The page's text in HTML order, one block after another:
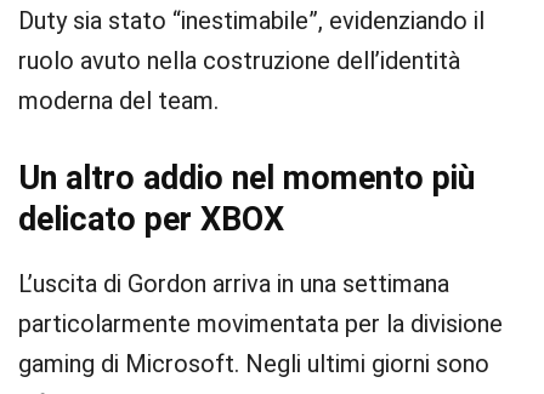
Duty sia stato “inestimabile”, evidenziando il
ruolo avuto nella costruzione dell’identità
moderna del team.
Un altro addio nel momento più
delicato per XBOX
L’uscita di Gordon arriva in una settimana
particolarmente movimentata per la divisione
gaming di Microsoft. Negli ultimi giorni sono